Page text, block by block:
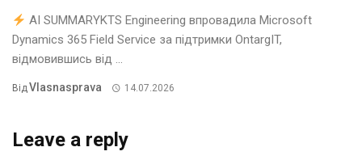
AI SUMMARYKTS Engineering впровадила Microsoft
Dynamics 365 Field Service за підтримки OntargIT,
відмовившись від ...
ВідVlasnasprava 14.07.2026
Leave a reply